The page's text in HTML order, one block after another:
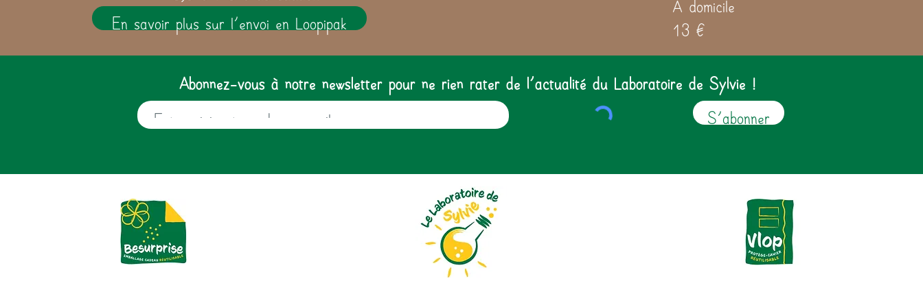
En savoir plus sur l'envoi en Loopipak
13 €
Abonnez-vous à notre newsletter pour ne rien rater de l'actualité du Laboratoire de Sylvie !
S'abonner